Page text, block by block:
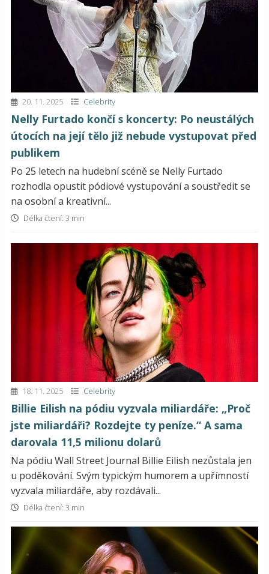
20. 11. 2025 Celebrity
Nelly Furtado končí s koncerty: Po neustálých
útocích na její tělo již nebude vystupovat před
publikem
Po 25 letech na hudební scéně se Nelly Furtado
rozhodla opustit pódiové vystupování a soustředit se
na osobní a kreativní...
Délka čtení: 3 min
18. 11. 2025 Celebrity
Billie Eilish na pódiu vyzvala miliardáře: „Proč
jste miliardáři? Rozdejte ty peníze.“ A sama
darovala 11,5 milionu dolarů
Na pódiu Wall Street Journal Billie Eilish nezůstala jen
u poděkování. Svým typickým humorem a upřímností
vyzvala miliardáře, aby rozdávali...
Délka čtení: 3 min